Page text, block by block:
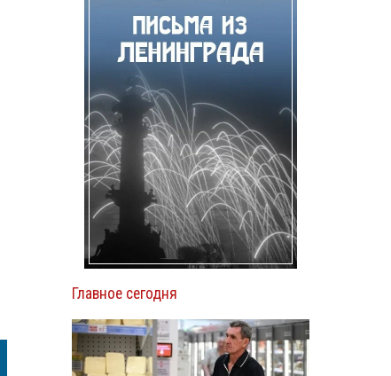
Главное сегодня